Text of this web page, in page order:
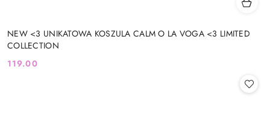
NEW <3 UNIKATOWA KOSZULA CALM O LA VOGA <3 LIMITED
COLLECTION
Cena:
119.00